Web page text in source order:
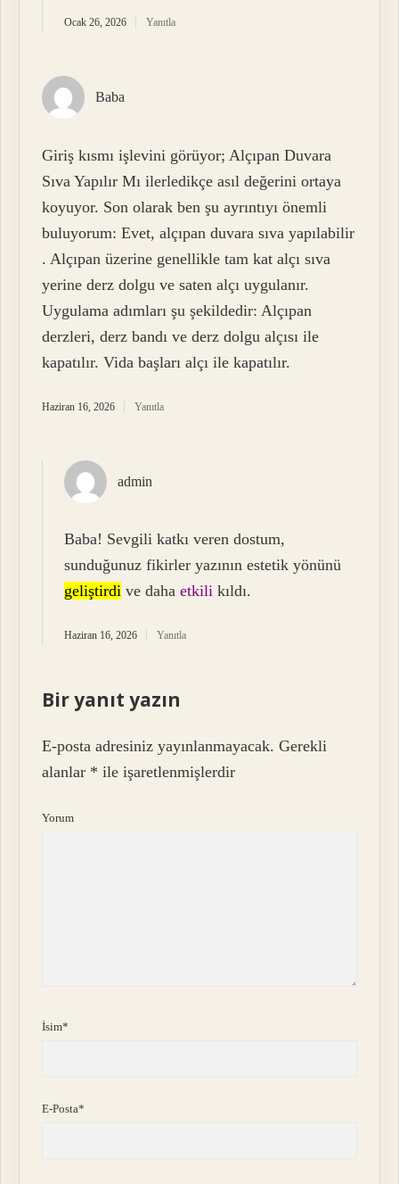
Ocak 26, 2026 Yanıtla
Baba
Giriş kısmı işlevini görüyor; Alçıpan Duvara
Sıva Yapılır Mı ilerledikçe asıl değerini ortaya
koyuyor. Son olarak ben şu ayrıntıyı önemli
buluyorum: Evet, alçıpan duvara sıva yapılabilir
. Alçıpan üzerine genellikle tam kat alçı sıva
yerine derz dolgu ve saten alçı uygulanır.
Uygulama adımları şu şekildedir: Alçıpan
derzleri, derz bandı ve derz dolgu alçısı ile
kapatılır. Vida başları alçı ile kapatılır.
Haziran 16, 2026 Yanıtla
admin
Baba! Sevgili katkı veren dostum,
sunduğunuz fikirler yazının estetik yönünü
geliştirdi ve dahaetkili kıldı.
Haziran 16, 2026 Yanıtla
Bir yanıt yazın
E-posta adresiniz yayınlanmayacak. Gerekli
alanlar * ile işaretlenmişlerdir
Yorum
İsim*
E-Posta*